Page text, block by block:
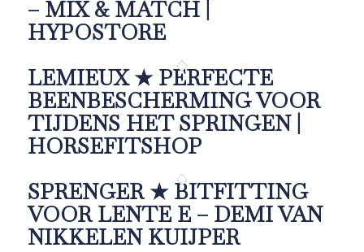
– MIX & MATCH |
HYPOSTORE
LEMIEUX ★ PERFECTE
BEENBESCHERMING VOOR
TIJDENS HET SPRINGEN |
HORSEFITSHOP
SPRENGER ★ BITFITTING
VOOR LENTE E – DEMI VAN
NIKKELEN KUIJPER